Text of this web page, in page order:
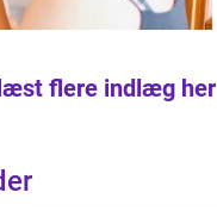
flere indlæg her